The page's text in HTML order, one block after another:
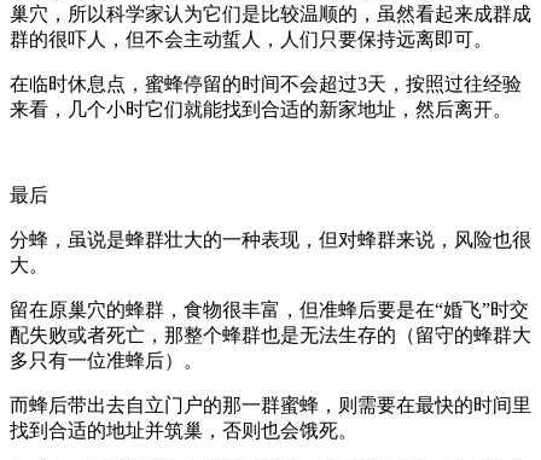
巢穴，所以科学家认为它们是比较温顺的，虽然看起来成群成
群的很吓人，但不会主动蜇人，人们只要保持远离即可。
在临时休息点，蜜蜂停留的时间不会超过3天，按照过往经验
来看，几个小时它们就能找到合适的新家地址，然后离开。
最后
分蜂，虽说是蜂群壮大的一种表现，但对蜂群来说，风险也很
大。
留在原巢穴的蜂群，食物很丰富，但准蜂后要是在“婚飞”时交
配失败或者死亡，那整个蜂群也是无法生存的（留守的蜂群大
多只有一位准蜂后）。
而蜂后带出去自立门户的那一群蜜蜂，则需要在最快的时间里
找到合适的地址并筑巢，否则也会饿死。